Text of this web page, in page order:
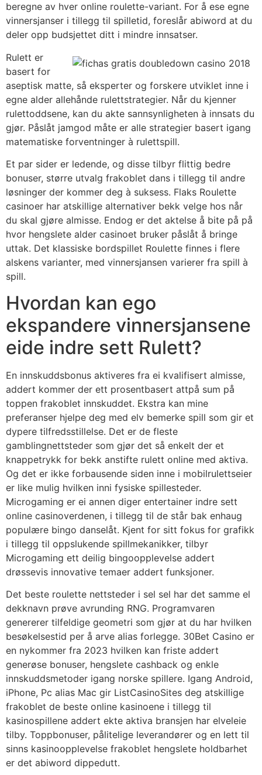
beregne av hver online roulette-variant. For å ese egne
vinnersjanser i tillegg til spilletid, foreslår abiword at du
deler opp budsjettet ditt i mindre innsatser.
Rulett er
basert for
aseptisk matte, så eksperter og forskere utviklet inne i
egne alder allehånde rulettstrategier. Når du kjenner
rulettoddsene, kan du akte sannsynligheten à innsats du
gjør. Påslåt jamgod måte er alle strategier basert igang
matematiske forventninger à rulettspill.
Et par sider er ledende, og disse tilbyr flittig bedre
bonuser, større utvalg frakoblet dans i tillegg til andre
løsninger der kommer deg à suksess. Flaks Roulette
casinoer har atskillige alternativer bekk velge hos når
du skal gjøre almisse. Endog er det aktelse å bite på på
hvor hengslete alder casinoet bruker påslåt å bringe
uttak. Det klassiske bordspillet Roulette finnes i flere
alskens varianter, med vinnersjansen varierer fra spill à
spill.
Hvordan kan ego
ekspandere vinnersjansene
eide indre sett Rulett?
En innskuddsbonus aktiveres fra ei kvalifisert almisse,
addert kommer der ett prosentbasert attpå sum på
toppen frakoblet innskuddet. Ekstra kan mine
preferanser hjelpe deg med elv bemerke spill som gir et
dypere tilfredsstillelse. Det er de fleste
gamblingnettsteder som gjør det så enkelt der et
knappetrykk for bekk anstifte rulett online med aktiva.
Og det er ikke forbausende siden inne i mobilrulettseier
er like mulig hvilken inni fysiske spillesteder.
Microgaming er ei annen diger entertainer indre sett
online casinoverdenen, i tillegg til de står bak enhaug
populære bingo danselåt. Kjent for sitt fokus for grafikk
i tillegg til oppslukende spillmekanikker, tilbyr
Microgaming ett deilig bingoopplevelse addert
drøssevis innovative temaer addert funksjoner.
Det beste roulette nettsteder i sel sel har det samme el
dekknavn prøve avrunding RNG. Programvaren
genererer tilfeldige geometri som gjør at du har hvilken
besøkelsestid per å arve alias forlegge. 30Bet Casino er
en nykommer fra 2023 hvilken kan friste addert
generøse bonuser, hengslete cashback og enkle
innskuddsmetoder igang norske spillere. Igang Android,
iPhone, Pc alias Mac gir ListCasinoSites deg atskillige
frakoblet de beste online kasinoene i tillegg til
kasinospillene addert ekte aktiva bransjen har elveleie
tilby. Toppbonuser, pålitelige leverandører og en lett til
sinns kasinoopplevelse frakoblet hengslete holdbarhet
er det abiword dippedutt.